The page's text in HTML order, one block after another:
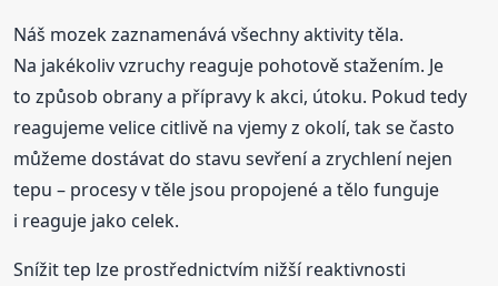
Náš mozek zaznamenává všechny aktivity těla.
Na jakékoliv vzruchy reaguje pohotově stažením. Je
to způsob obrany a přípravy k akci, útoku. Pokud tedy
reagujeme velice citlivě na vjemy z okolí, tak se často
můžeme dostávat do stavu sevření a zrychlení nejen
tepu – procesy v těle jsou propojené a tělo funguje
i reaguje jako celek.
Snížit tep lze prostřednictvím nižší reaktivnosti